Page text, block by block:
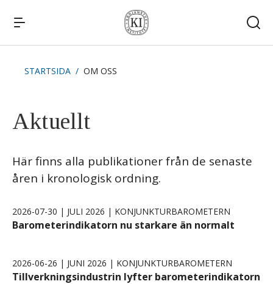
Kommande publiceringar
Remissvar
STARTSIDA OM OSS
Aktuellt
Här finns alla publikationer från de senaste
åren i kronologisk ordning.
2026-07-30 | JULI 2026 | KONJUNKTURBAROMETERN
Barometerindikatorn nu starkare än normalt
2026-06-26 | JUNI 2026 | KONJUNKTURBAROMETERN
Tillverkningsindustrin lyfter barometerindikatorn